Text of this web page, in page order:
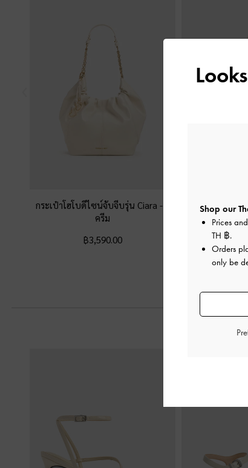
กระเป๋าโฮโบดีไซน์จับจีบรุ่น Ciara -
ครีม
฿3,590.00
กระเป๋าโท้ทดีไซ
-
Shop our
Prices
TH ฿.
Orders
only be